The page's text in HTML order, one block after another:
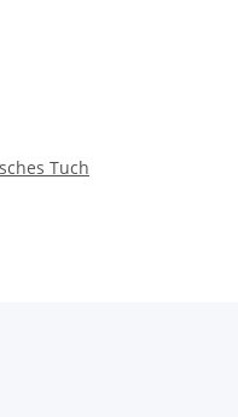
Tuch